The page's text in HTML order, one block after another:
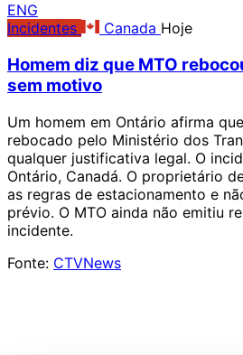
ENG
Incidentes
Canada Hoje
Homem diz que MTO
sem motivo
Um homem em Ontário afirma
rebocado pelo Ministério dos
qualquer justificativa legal. O
Ontário, Canadá. O proprietário
as regras de estacionamento e
prévio. O MTO ainda não emitiu
incidente.
Fonte: CTVNews